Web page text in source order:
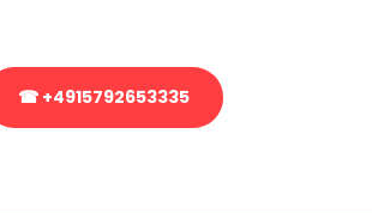
☎ +4915792653335